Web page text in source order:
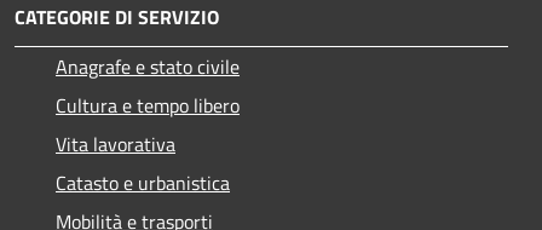
CATEGORIE DI SERVIZIO
Anagrafe e stato civile
Cultura e tempo libero
Vita lavorativa
Catasto e urbanistica
Mobilità e trasporti